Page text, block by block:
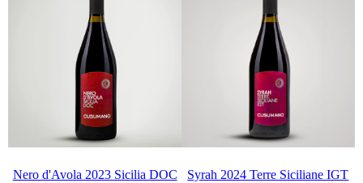
Nero d'Avola 2023 Sicilia DOC Syrah 2024 Terre Siciliane IGT